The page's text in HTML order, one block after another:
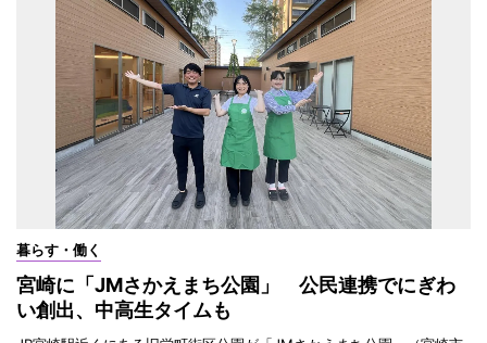
暮らす・働く
宮崎に「JMさかえまち公園」 公民連携でにぎわ
い創出、中高生タイムも